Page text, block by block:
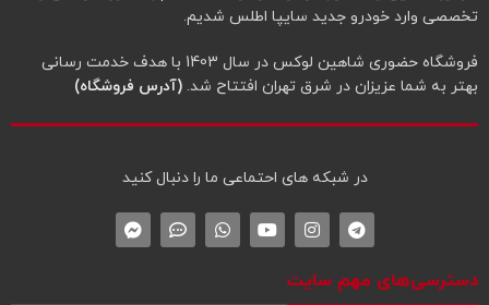
تخصصی وارد خودرو جدید سایپا اطلس شدیم.
فروشگاه حضوری شاهین لوکس در سال 1403 با هدف خدمت رسانی
بهتر به شما عزیزان در شرق تهران افتتاح شد. (آدرس فروشگاه)
در شبکه‌ های احتماعی ما را دنبال کنید
دسترسی‌های مهم سایت